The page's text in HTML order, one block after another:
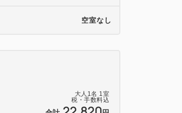
飲料自動販売機あり。
空室なし
大人 1名 1室
税・手数料込